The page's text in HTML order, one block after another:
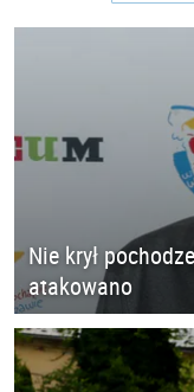
Nie krył
atakowano